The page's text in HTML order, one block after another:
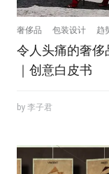
奢侈品 包装设计 趋
令人头痛的奢侈
｜创意白皮书
by 李子君